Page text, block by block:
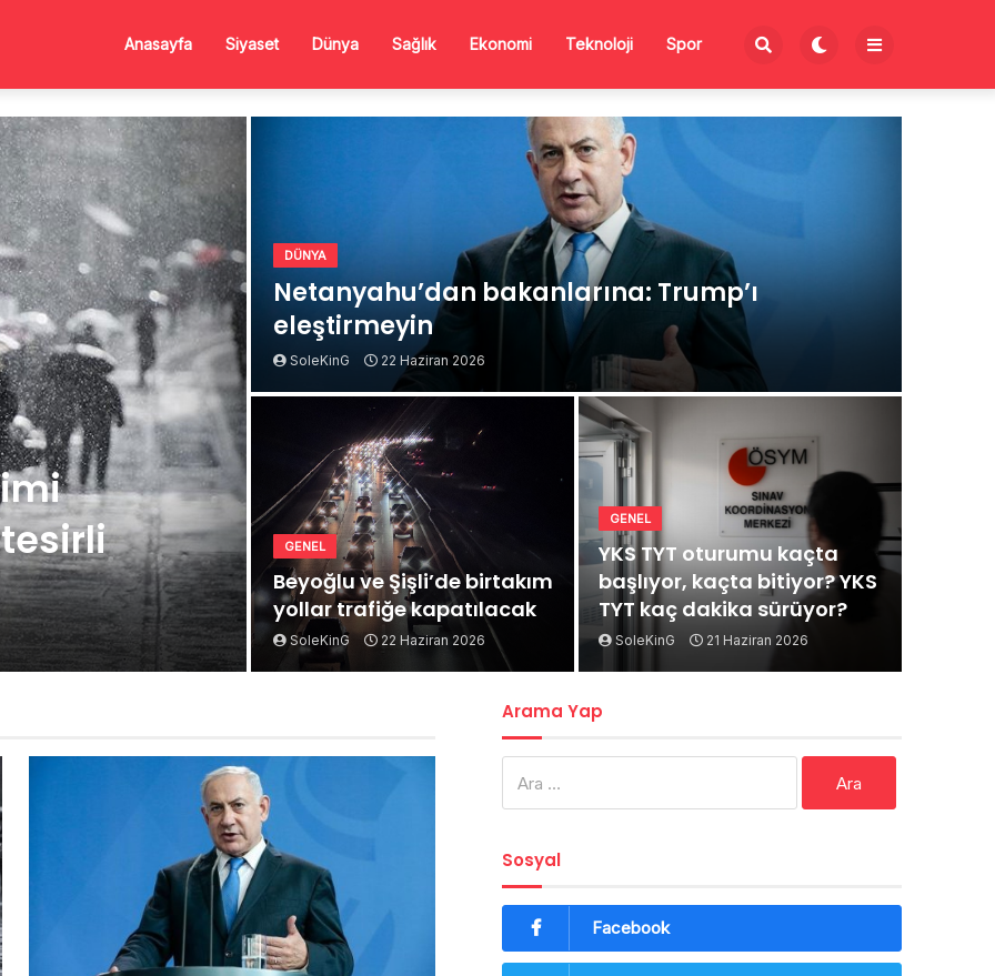
Anasayfa Siyaset Dünya Sağlık Ekonomi Teknoloji Spor
DÜNYA
Netanyahu’dan bakanlarına: Trump’ı
eleştirmeyin
SoleKinG 22 Haziran 2026
GENEL
Beyoğlu ve Şişli’de birtakım
yollar trafiğe kapatılacak
SoleKinG 22 Haziran 2026
GENEL
YKS TYT oturumu kaçta
başlıyor, kaçta bitiyor? YKS
TYT kaç dakika sürüyor?
SoleKinG 21 Haziran 2026
Arama Yap
Sosyal
Facebook